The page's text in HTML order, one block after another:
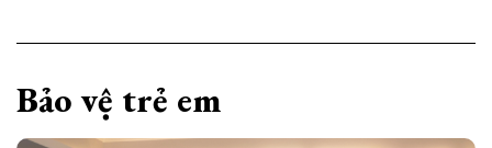
Bảo vệ trẻ em